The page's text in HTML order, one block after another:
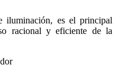
es el principal
racional y eficiente de la